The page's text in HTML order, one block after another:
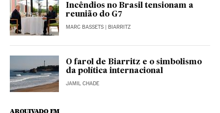
Incêndios no Brasil tensionam a
reunião do G7
MARC BASSETS | BIARRITZ
O farol de Biarritz e o simbolismo
da política internacional
JAMIL CHADE
ARQUIVADO EM